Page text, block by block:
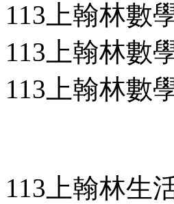
113上翰林數
113上翰林數
113上翰林數
113上翰林生